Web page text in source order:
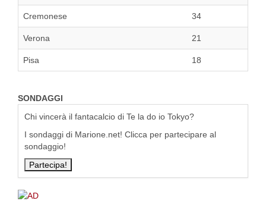
Cremonese 34
Verona 21
Pisa 18
SONDAGGI
Chi vincerà il fantacalcio di Te la do io Tokyo?
I sondaggi di Marione.net! Clicca per partecipare al
sondaggio!